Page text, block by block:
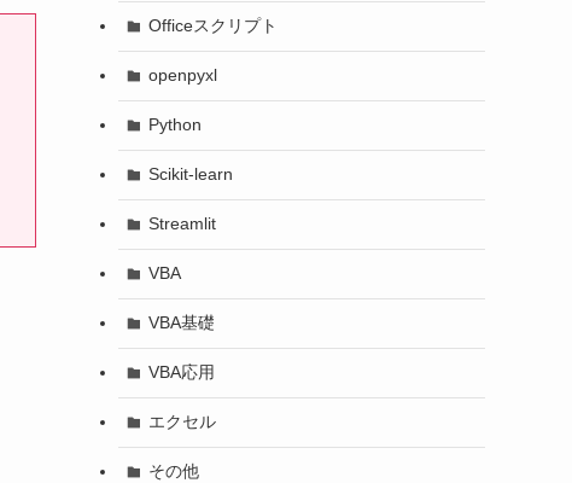
Officeスクリプト
openpyxl
Python
Scikit-learn
Streamlit
VBA
VBA基礎
VBA応用
エクセル
その他